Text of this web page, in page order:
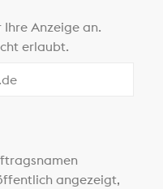
Ihre Anzeige an.
erlaubt.
angezeigt,